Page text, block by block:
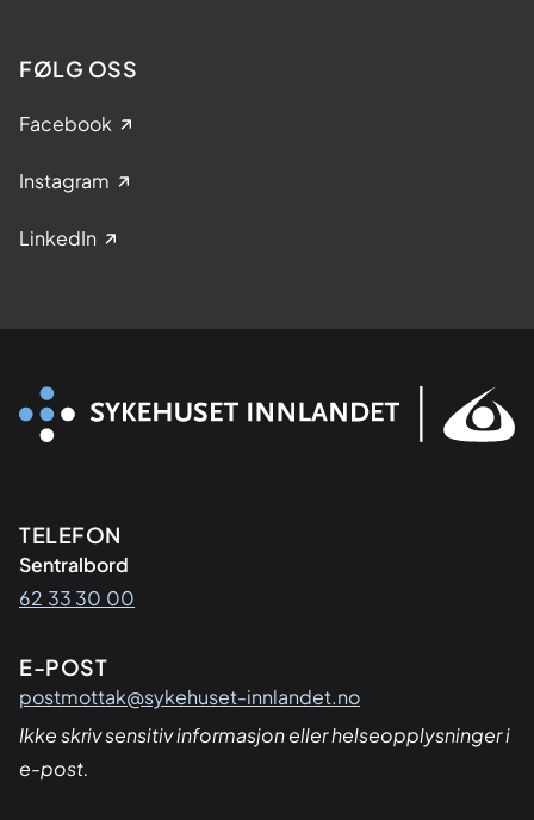
FØLG OSS
Facebook
Instagram
LinkedIn
Kontaktinformasjon
TELEFON
Sentralbord
62 33 30 00
E-POST
postmottak@sykehuset-innlandet.no
Ikke skriv sensitiv informasjon eller helseopplysninger i
e-post.